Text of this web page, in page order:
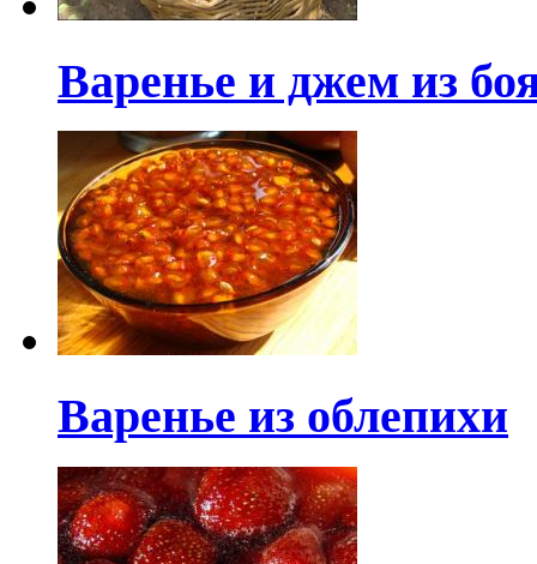
Варенье и джем из
Варенье из облепихи